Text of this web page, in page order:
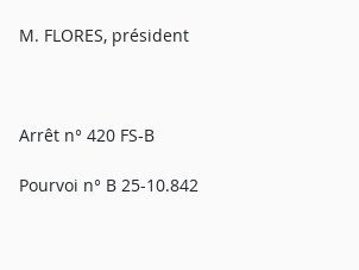
M. FLORES, président
Arrêt n° 420 FS-B
Pourvoi n° B 25-10.842